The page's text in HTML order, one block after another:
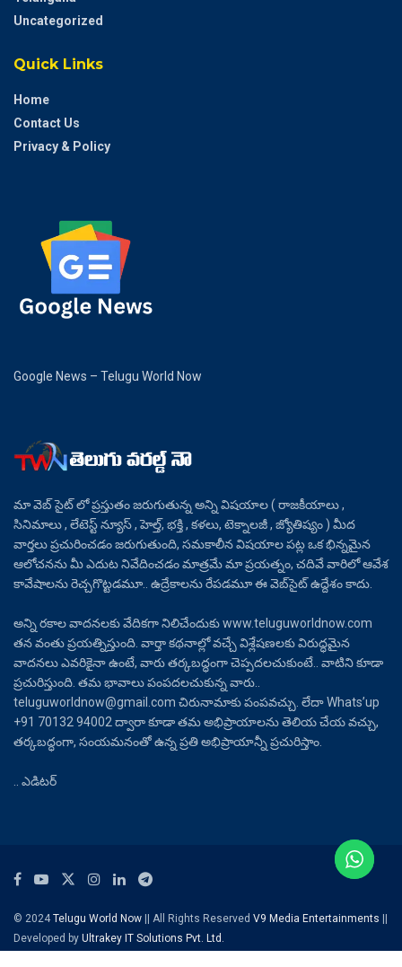
Uncategorized
Quick Links
Home
Contact Us
Privacy & Policy
Google News – Telugu World Now
మా వెబ్ సైట్ లో ప్రస్తుతం జరుగుతున్న అన్ని విషయాల ( రాజకీయాలు ,
సినిమాలు , లేటెస్ట్ న్యూస్ , హెల్త్, భక్తి , కళలు, టెక్నాలజీ , జ్యోతిష్యం ) మీద
వార్తలు ప్రచురించడం జరుగుతుంది, సమకాలీన విషయాల పట్ల ఒక భిన్నమైన
ఆలోచనను మీ ఎదుట నివేదించడం మాత్రమే మా ప్రయత్నం, చదివే వారిలో ఆవేశ
కావేషాలను రెచ్చగొట్టడమూ.. ఉద్రేకాలను రేపడమూ ఈ వెబ్‌సైట్ ఉద్దేశం కాదు.
అన్ని రకాల వాదనలకు వేదికగా నిలిచేందుకు www.teluguworldnow.com
తన వంతు ప్రయత్నిస్తుంది. వార్తా కథనాల్లో వచ్చే విశ్లేషణలకు విరుద్ధమైన
వాదనలు ఎవరికైనా ఉంటే, వారు తర్కబద్ధంగా చెప్పదలచుకుంటే.. వాటిని కూడా
ప్రచురిస్తుంది. తమ భావాలు పంపదలచుకున్న వారు..
teluguworldnow@gmail.com చిరునామాకు పంపవచ్చు. లేదా Whats’up
+91 70132 94002 ద్వారా కూడా తమ అభిప్రాయాలను తెలియ చేయ వచ్చు,
తర్కబద్ధంగా, సంయమనంతో ఉన్న ప్రతి అభిప్రాయాన్నీ ప్రచురిస్తాం.
.. ఎడిటర్
© 2024Telugu World Now || All Rights Reserved V9 Media Entertainments
Developed by Ultrakey IT Solutions Pvt. Ltd.